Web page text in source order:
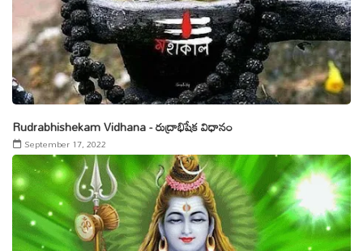
Rudrabhishekam Vidhana - రుద్రాభిషేక విధానం
September 17, 2022